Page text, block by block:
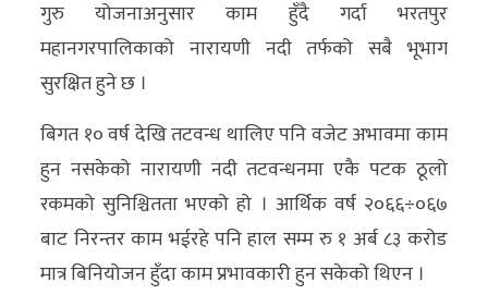
गुरु योजनाअनुसार काम हुँदै गर्दा भरतपुर
महानगरपालिकाको नारायणी नदी तर्फको सबै भूभाग
सुरक्षित हुने छ ।
बिगत १० वर्ष देखि तटवन्ध थालिए पनि वजेट अभावमा काम
हुन नसकेको नारायणी नदी तटवन्धनमा एकै पटक ठूलो
रकमको सुनिश्चितता भएको हो । आर्थिक वर्ष २०६६÷०६७
बाट निरन्तर काम भईरहे पनि हाल सम्म रु १ अर्ब ८३ करोड
मात्र बिनियोजन हुँदा काम प्रभावकारी हुन सकेको थिएन ।